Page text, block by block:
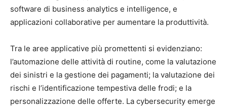
software di business analytics e intelligence, e
applicazioni collaborative per aumentare la produttività.
Tra le aree applicative più promettenti si evidenziano:
l’automazione delle attività di routine, come la valutazione
dei sinistri e la gestione dei pagamenti; la valutazione dei
rischi e l’identificazione tempestiva delle frodi; e la
personalizzazione delle offerte. La cybersecurity emerge